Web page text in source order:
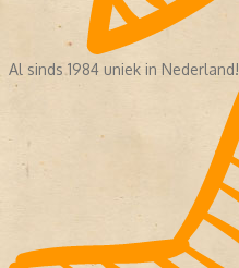
Al sinds 1984 uniek in Nederland!